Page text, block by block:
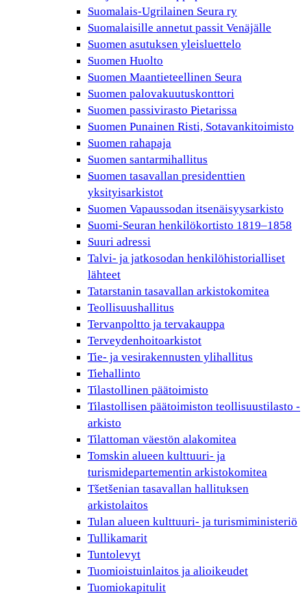
Suomalais-Ugrilainen Seura ry
Suomalaisille annetut passit Venäjälle
Suomen asutuksen yleisluettelo
Suomen Huolto
Suomen Maantieteellinen Seura
Suomen palovakuutuskonttori
Suomen passivirasto Pietarissa
Suomen Punainen Risti, Sotavankitoimisto
Suomen rahapaja
Suomen santarmihallitus
Suomen tasavallan presidenttien
yksityisarkistot
Suomen Vapaussodan itsenäisyysarkisto
Suomi-Seuran henkilökortisto 1819–1858
Suuri adressi
Talvi- ja jatkosodan henkilöhistorialliset
lähteet
Tatarstanin tasavallan arkistokomitea
Teollisuushallitus
Tervanpoltto ja tervakauppa
Terveydenhoitoarkistot
Tie- ja vesirakennusten ylihallitus
Tiehallinto
Tilastollinen päätoimisto
Tilastollisen päätoimiston teollisuustilasto -
arkisto
Tilattoman väestön alakomitea
Tomskin alueen kulttuuri- ja
turismidepartementin arkistokomitea
Tšetšenian tasavallan hallituksen
arkistolaitos
Tulan alueen kulttuuri- ja turismiministeriö
Tullikamarit
Tuntolevyt
Tuomioistuinlaitos ja alioikeudet
Tuomiokapitulit